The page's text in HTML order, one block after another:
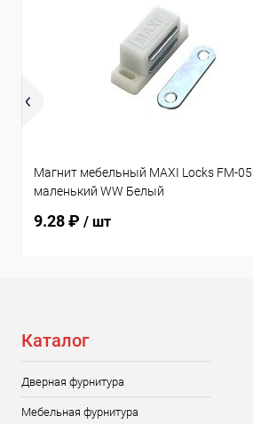
Магнит мебельный MAXI Locks FM-05
маленький WW Белый
9.28 ₽ / шт
Каталог
Дверная фурнитура
Мебельная фурнитура